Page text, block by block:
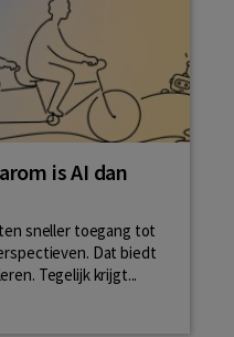
is AI dan
sneller toegang tot
Dat biedt
Tegelijk krijgt...